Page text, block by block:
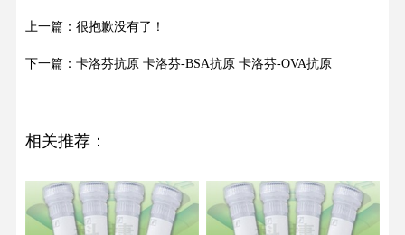
上一篇：很抱歉没有了！
下一篇：卡洛芬抗原 卡洛芬-BSA抗原 卡洛芬-OVA抗原
相关推荐：